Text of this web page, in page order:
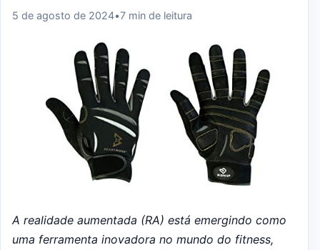
5 de agosto de 2024•7 min de leitura
A realidade aumentada (RA) está emergindo como
uma ferramenta inovadora no mundo do fitness,